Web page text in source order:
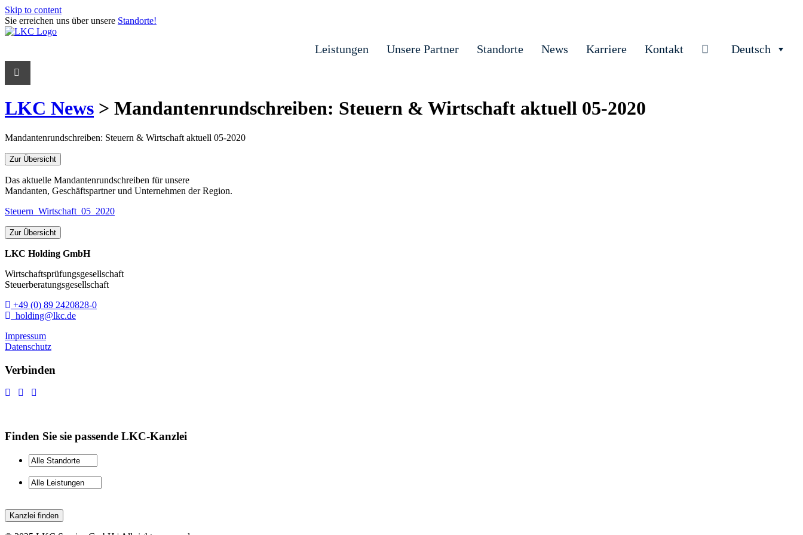
Skip to content
Sie erreichen uns über unsere Standorte!
Leistungen Unsere Partner Standorte News Karriere Kontakt Deutsch
LKC News > Mandantenrundschreiben: Steuern & Wirtschaft aktuell 05-2020
Mandantenrundschreiben: Steuern & Wirtschaft aktuell 05-2020
Zur Übersicht
Das aktuelle Mandantenrundschreiben für unsere
Mandanten, Geschäftspartner und Unternehmen der Region.
Steuern_Wirtschaft_05_2020
Zur Übersicht
LKC Holding GmbH
Wirtschaftsprüfungsgesellschaft
Steuerberatungsgesellschaft
+49 (0) 89 2420828-0
holding@lkc.de
Impressum
Datenschutz
Verbinden
Finden Sie sie passende LKC-Kanzlei
Kanzlei finden